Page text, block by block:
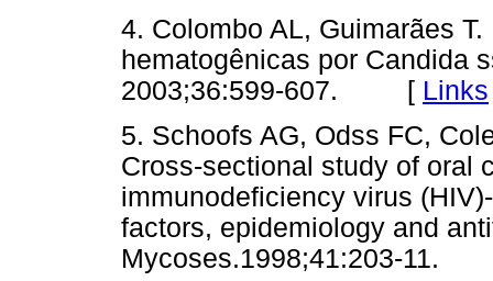
4. Colombo AL, Guimarães
hematogênicas por Candida
2003;36:599-607. [ Links
5. Schoofs AG, Odss FC,
Cross-sectional study of oral
immunodeficiency virus
factors, epidemiology and
Mycoses.1998;41:203-